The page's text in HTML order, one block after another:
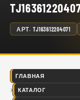
АРТ. TJ163612204071
ГЛАВНАЯ
КАТАЛОГ